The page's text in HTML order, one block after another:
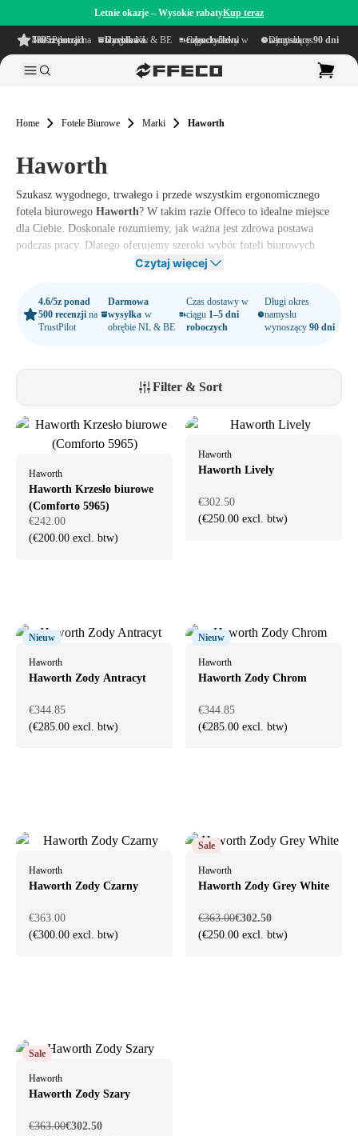
Letnie okazje – Wysokie rabatyKup teraz
4.6/5
z ponad 500 recenzji
na TrustPilot Darmowa wysyłka
w obrębie NL & BE Czas dostawy w ciągu
1–5 dni roboczych Długi okres namysłu wynoszący90 dni
Home Fotele Biurowe Marki Haworth
Haworth
Szukasz wygodnego, trwałego i przede wszystkim ergonomicznego
fotela biurowego Haworth? W takim razie Offeco to idealne miejsce
dla Ciebie. Doskonale rozumiemy, jak ważna jest zdrowa postawa
podczas pracy. Dlatego oferujemy szeroki wybór foteli biurowych
, które spełniają najwyższe standardy jakości. Zapoznaj się z
Czytaj więcej
4.6/5z ponad
500 recenzji na
TrustPilot
Darmowa
wysyłka w
obrębie NL & BE
Czas dostawy w
ciągu 1–5 dni
roboczych
Długi okres
namysłu
wynoszący90 dni
Filter & Sort
Haworth
Haworth Krzesło biurowe
(Comforto 5965)
€242.00
(€200.00 excl. btw)
Haworth
Haworth Lively
€302.50
(€250.00 excl. btw)
Nieuw
Haworth
Haworth Zody Antracyt
€344.85
(€285.00 excl. btw)
Nieuw
Haworth
Haworth Zody Chrom
€344.85
(€285.00 excl. btw)
Haworth
Haworth Zody Czarny
€363.00
(€300.00 excl. btw)
Sale
Haworth
Haworth Zody Grey White
€363.00€302.50
(€250.00 excl. btw)
Sale
Haworth
Haworth Zody Szary
€363.00€302.50